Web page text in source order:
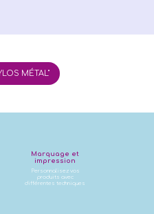
MÉTAL"
Marquage et
impression
Personnalisez vos
produits avec
différentes techniques